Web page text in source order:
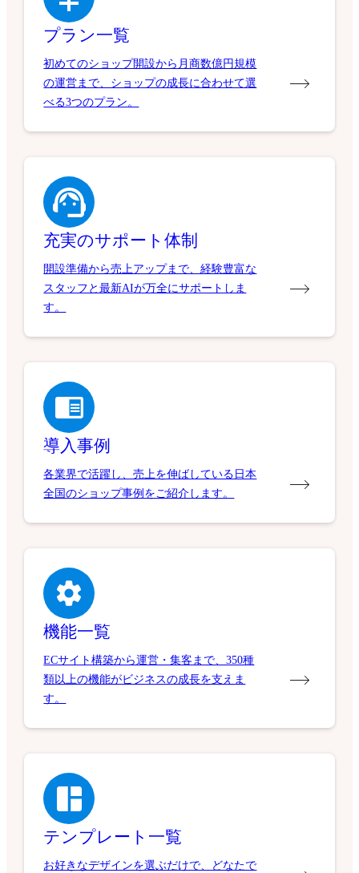
プラン一覧
初めてのショップ開設から月商数億円規模
の運営まで、ショップの成長に合わせて選
べる3つのプラン。
充実のサポート体制
開設準備から売上アップまで、経験豊富な
スタッフと最新AIが万全にサポートしま
す。
導入事例
各業界で活躍し、売上を伸ばしている日本
全国のショップ事例をご紹介します。
機能一覧
ECサイト構築から運営・集客まで、350種
類以上の機能がビジネスの成長を支えま
す。
テンプレート一覧
お好きなデザインを選ぶだけで、どなたで